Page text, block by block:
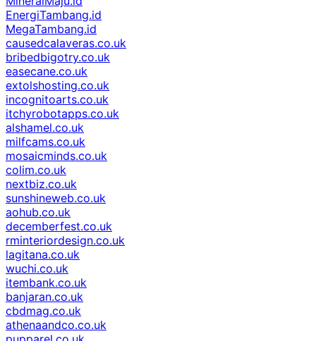
EnergiTambang.id
MegaTambang.id
causedcalaveras.co.uk
bribedbigotry.co.uk
easecane.co.uk
extolshosting.co.uk
incognitoarts.co.uk
itchyrobotapps.co.uk
alshamel.co.uk
milfcams.co.uk
mosaicminds.co.uk
colim.co.uk
nextbiz.co.uk
sunshineweb.co.uk
aohub.co.uk
decemberfest.co.uk
rminteriordesign.co.uk
lagitana.co.uk
wuchi.co.uk
itembank.co.uk
banjaran.co.uk
cbdmag.co.uk
athenaandco.co.uk